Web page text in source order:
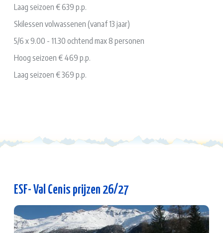
Laag seizoen € 639 p.p.
Skilessen volwassenen (vanaf 13 jaar)
5/6 x 9.00 - 11.30 ochtend max 8 personen
Hoog seizoen € 469 p.p.
Laag seizoen € 369 p.p.
ESF- Val Cenis prijzen 26/27